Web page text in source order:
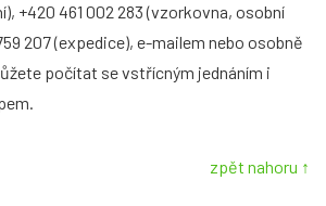
+420 461 002 283 (vzorkovna, osobní
207 (expedice), e-mailem nebo osobně
počítat se vstřícným jednáním i
zpět nahoru ↑